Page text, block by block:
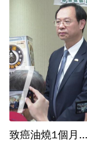
致癌油燒1個月...石